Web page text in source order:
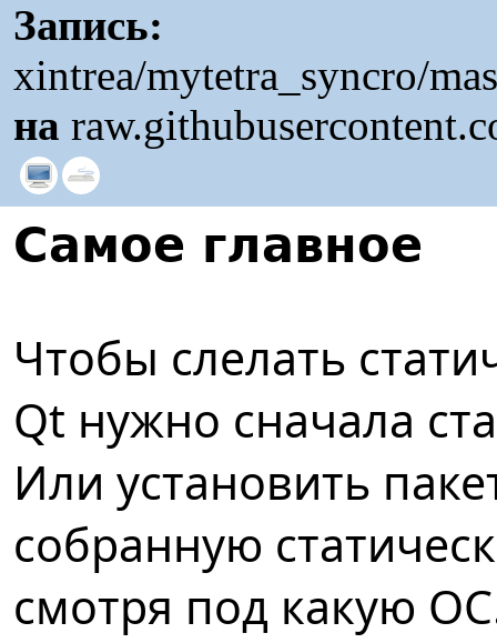
Запись:
xintrea/mytetra_syncro/
на
Самое главное
Чтобы слелать
Qt нужно сначала
Или установить
собранную
смотря под какую